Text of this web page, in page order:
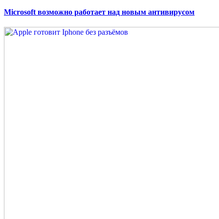
Microsoft возможно работает над новым антивирусом